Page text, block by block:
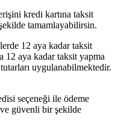
kredi kartına taksit
tamamlayabilirsin.
12 aya kadar taksit
12 aya kadar taksit yapma
uygulanabilmektedir.
seçeneği ile ödeme
ve güvenli bir şekilde